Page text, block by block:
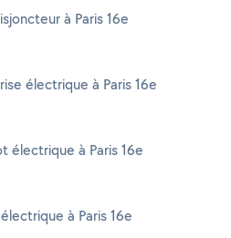
à Paris 16e
électrique à Paris 16e
électrique à Paris 16e
à Paris 16e